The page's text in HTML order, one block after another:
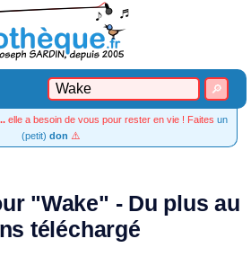
elle a besoin de vous pour rester en vie ! Faites un
(petit) don ⚠️
"Wake" - Du plus au
téléchargé